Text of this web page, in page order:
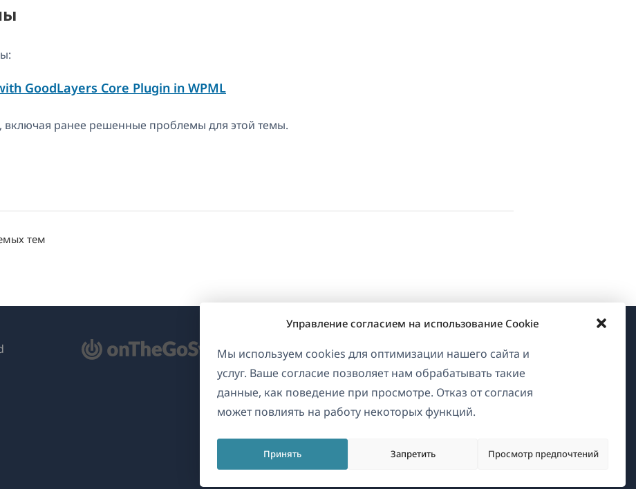
Управление согласием на использование Cookie
Мы используем cookies для оптимизации нашего сайта и
услуг. Ваше согласие позволяет нам обрабатывать такие
данные, как поведение при просмотре. Отказ от согласия
может повлиять на работу некоторых функций.
Принять Запретить Просмотр предпочтений
GoodLayers Core Plugin in WPML
, включая ранее решенные проблемы для этой темы.
тем
О WPML
GDPR и политика
конфиденциальности
Присоединяйтесь к нашей
в